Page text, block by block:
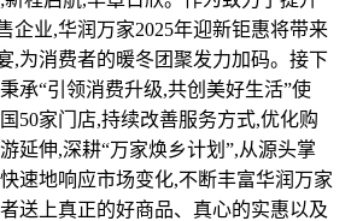
企业,华润万家2025年迎新钜惠将带来
,为消费者的暖冬团聚发力加码。接下
承“引领消费升级,共创美好生活”使
50家门店,持续改善服务方式,优化购
延伸,深耕“万家焕乡计划”,从源头掌
速地响应市场变化,不断丰富华润万家
送上真正的好商品、真心的实惠以及